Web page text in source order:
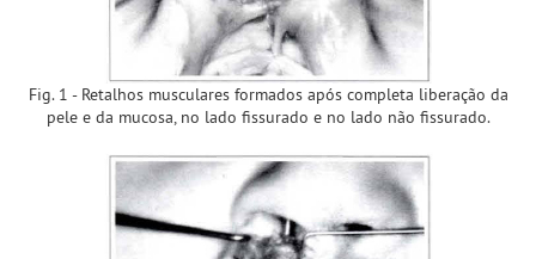
Fig. 1 - Retalhos musculares formados após completa liberação da
pele e da mucosa, no lado fissurado e no lado não fissurado.